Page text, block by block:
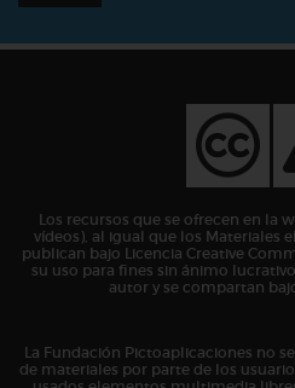
Los recursos que se ofrecen en la
vídeos), al igual que los Materiales
publican bajo Licencia Creative
su uso para fines sin ánimo
autor y se compartan
La Fundación Pictoaplicaciones no
de materiales por parte de los